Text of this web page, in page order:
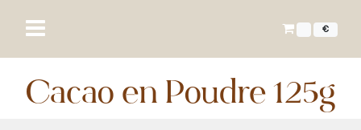
€
Cacao en Poudre 125g